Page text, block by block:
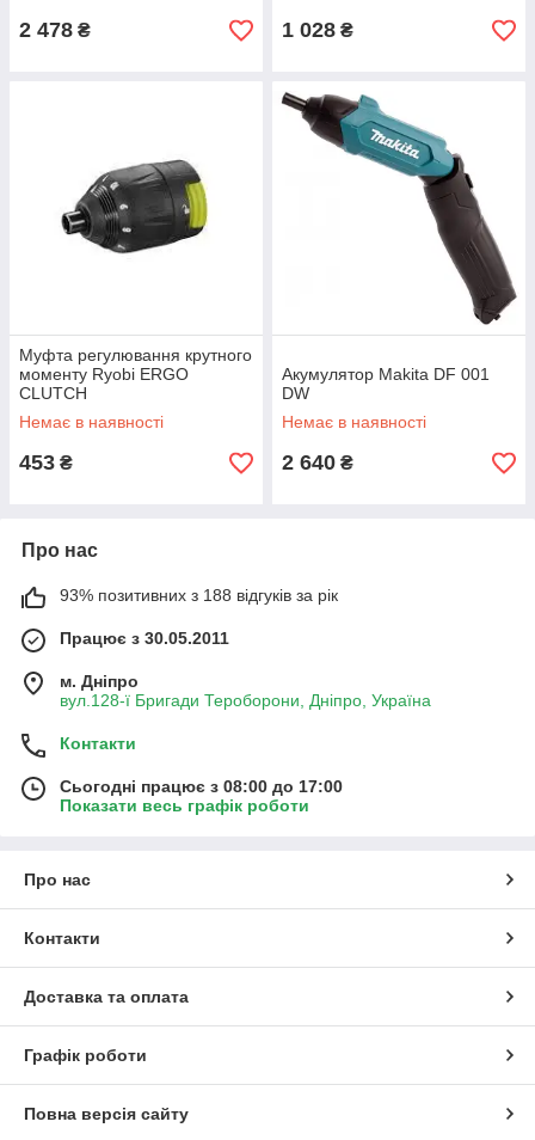
2 478 ₴ 1 028 ₴
Муфта регулювання крутного
моменту Ryobi ERGO
CLUTCH
Немає в наявності
453 ₴
Акумулятор Makita DF 001
DW
Немає в наявності
2 640 ₴
Про нас
93% позитивних з 188 відгуків за рік
Працює з 30.05.2011
м. Дніпро
вул.128-ї Бригади Тероборони, Дніпро, Україна
Контакти
Сьогодні працює з 08:00 до 17:00
Показати весь графік роботи
Про нас
Контакти
Доставка та оплата
Графік роботи
Повна версія сайту